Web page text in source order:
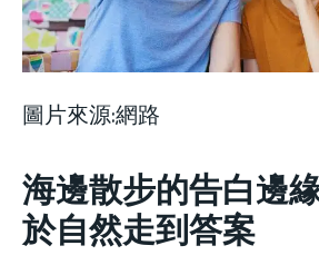
圖片來源:網路
海邊散步的告白邊
於自然走到答案